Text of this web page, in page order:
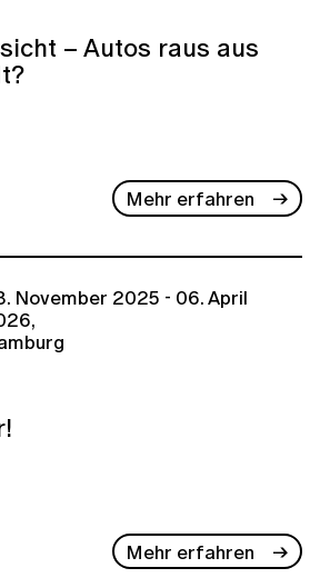
– Autos raus aus
Mehr erfahren
November 2025 - 06. April
Mehr erfahren